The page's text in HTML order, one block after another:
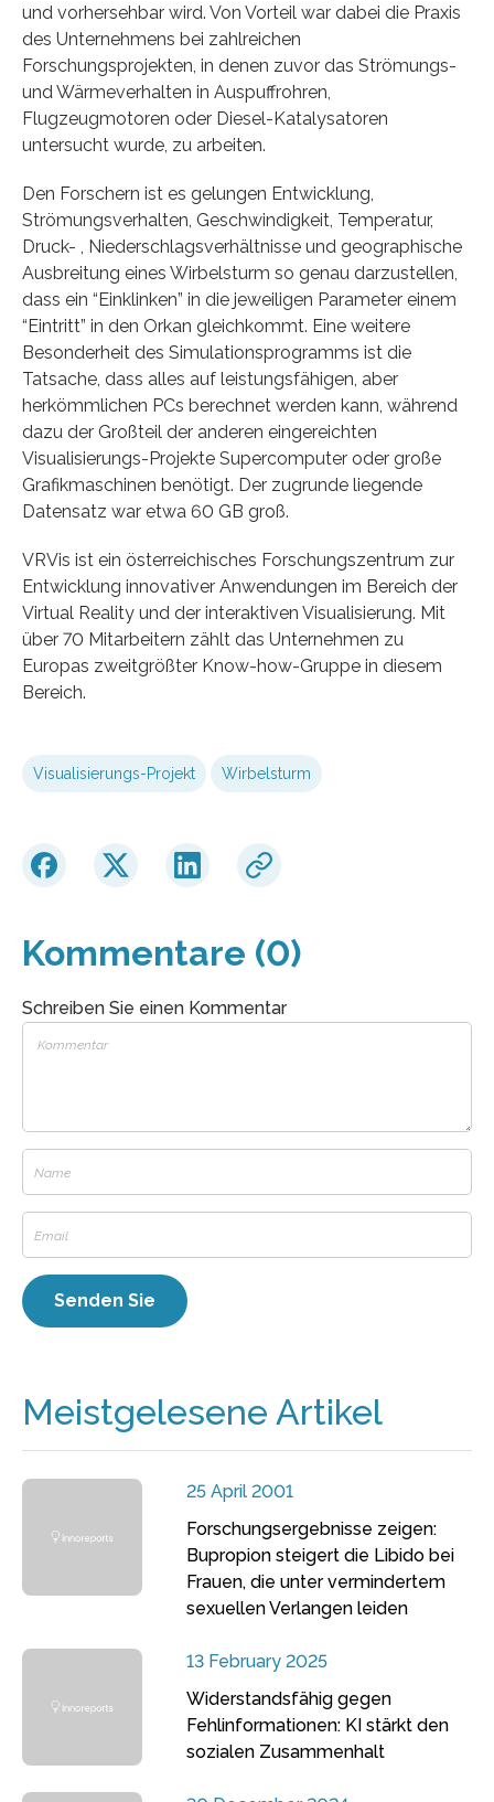
und vorhersehbar wird. Von Vorteil war dabei die Praxis
des Unternehmens bei zahlreichen
Forschungsprojekten, in denen zuvor das Strömungs-
und Wärmeverhalten in Auspuffrohren,
Flugzeugmotoren oder Diesel-Katalysatoren
untersucht wurde, zu arbeiten.
Den Forschern ist es gelungen Entwicklung,
Strömungsverhalten, Geschwindigkeit, Temperatur,
Druck- , Niederschlagsverhältnisse und geographische
Ausbreitung eines Wirbelsturm so genau darzustellen,
dass ein “Einklinken” in die jeweiligen Parameter einem
“Eintritt” in den Orkan gleichkommt. Eine weitere
Besonderheit des Simulationsprogramms ist die
Tatsache, dass alles auf leistungsfähigen, aber
herkömmlichen PCs berechnet werden kann, während
dazu der Großteil der anderen eingereichten
Visualisierungs-Projekte Supercomputer oder große
Grafikmaschinen benötigt. Der zugrunde liegende
Datensatz war etwa 60 GB groß.
VRVis ist ein österreichisches Forschungszentrum zur
Entwicklung innovativer Anwendungen im Bereich der
Virtual Reality und der interaktiven Visualisierung. Mit
über 70 Mitarbeitern zählt das Unternehmen zu
Europas zweitgrößter Know-how-Gruppe in diesem
Bereich.
Visualisierungs-Projekt Wirbelsturm
Kommentare (0)
Schreiben Sie einen Kommentar
Meistgelesene Artikel
25 April 2001
Forschungsergebnisse zeigen:
Bupropion steigert die Libido bei
Frauen, die unter vermindertem
sexuellen Verlangen leiden
13 February 2025
Widerstandsfähig gegen
Fehlinformationen: KI stärkt den
sozialen Zusammenhalt